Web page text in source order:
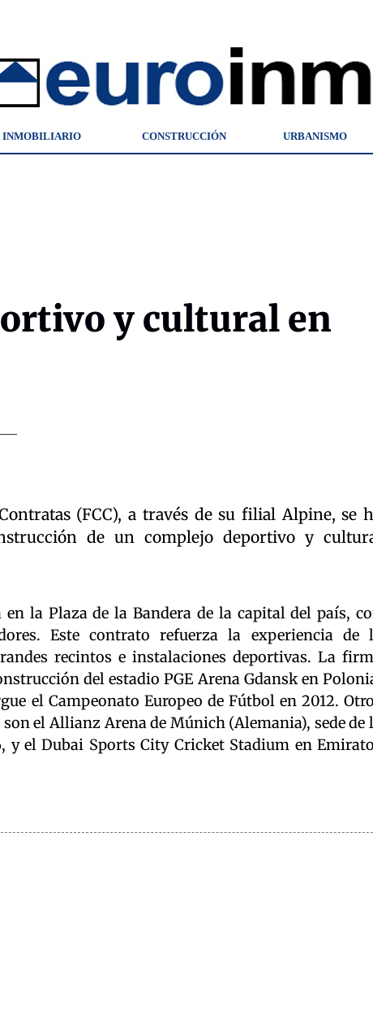
INMOBILIARIO CONSTRUCCIÓN URBANISMO
y cultural en
(FCC), a través de su filial Alpine, se
de un complejo deportivo y
la Plaza de la Bandera de la capital del país,
Este contrato refuerza la experiencia de
recintos e instalaciones deportivas. La
del estadio PGE Arena Gdansk en
el Campeonato Europeo de Fútbol en 2012.
el Allianz Arena de Múnich (Alemania), sede de
y el Dubai Sports City Cricket Stadium en